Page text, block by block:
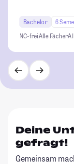
Bachelor 6
NC-freiAlle Fächer
Deine
gefragt!
Gemeinsam